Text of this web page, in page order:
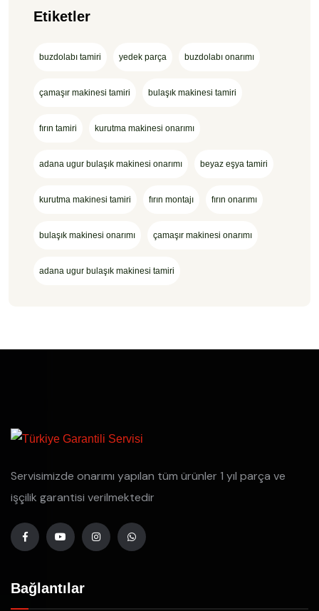
Etiketler
buzdolabı tamiri yedek parça buzdolabı onarımı
çamaşır makinesi tamiri bulaşık makinesi tamiri
fırın tamiri kurutma makinesi onarımı
adana ugur bulaşık makinesi onarımı beyaz eşya tamiri
kurutma makinesi tamiri fırın montajı fırın onarımı
bulaşık makinesi onarımı çamaşır makinesi onarımı
adana ugur bulaşık makinesi tamiri
Servisimizde onarımı yapılan tüm ürünler 1 yıl parça ve
işçilik garantisi verilmektedir
Bağlantılar